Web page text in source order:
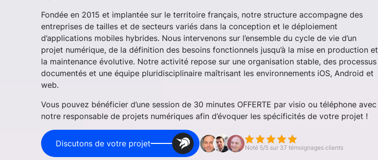
Fondée en 2015 et implantée sur le territoire français, notre structure accompagne des
entreprises de tailles et de secteurs variés dans la conception et le déploiement
d’applications mobiles hybrides. Nous intervenons sur l’ensemble du cycle de vie d’un
projet numérique, de la définition des besoins fonctionnels jusqu’à la mise en production et
la maintenance évolutive. Notre activité repose sur une organisation stable, des processus
documentés et une équipe pluridisciplinaire maîtrisant les environnements iOS, Android et
web.
Vous pouvez bénéficier d’une session de 30 minutes OFFERTE par visio ou téléphone avec
notre responsable de projets numériques afin d’évoquer les spécificités de votre projet !
Discutons de votre projet Noté 5/5 sur 37 témoignages clients